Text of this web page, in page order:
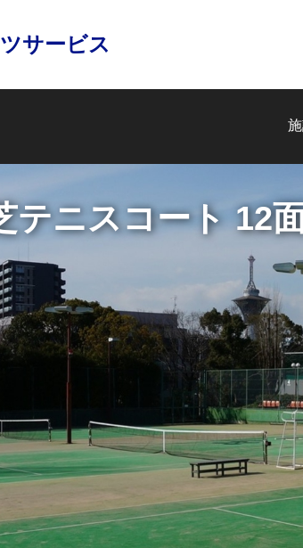
サービス
テニスコート 12